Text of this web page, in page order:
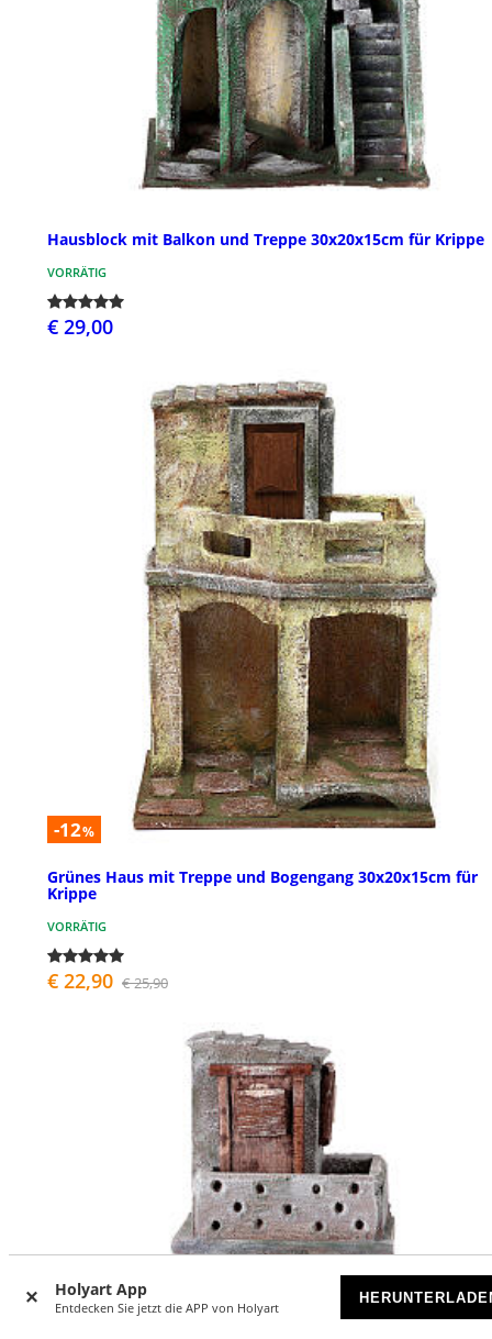
Holyart App
Entdecken Sie jetzt die APP von Holyart
Hausblock mit Balkon und Treppe 30x20x15cm für Krippe
VORRÄTIG
€ 29,00
-12%
Grünes Haus mit Treppe und Bogengang 30x20x15cm für
Krippe
VORRÄTIG
€ 22,90 € 25,90